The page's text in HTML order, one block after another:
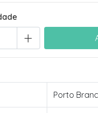
+
Porto